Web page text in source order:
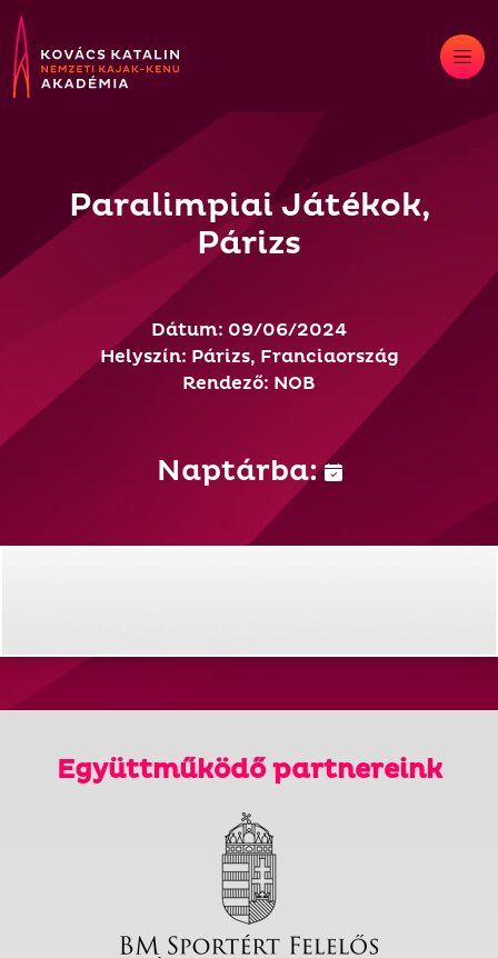
Skip
to
content
Paralimpiai Játékok,
Párizs
Dátum: 09/06/2024
Helyszín: Párizs, Franciaország
Rendező: NOB
Naptárba:
Együttműködő partnereink